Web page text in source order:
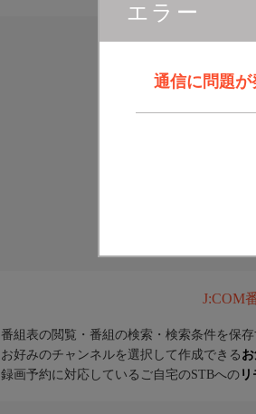
エラー
通信に問題
J:COM
番組表の閲覧・番組の検索・検索条件を保
お好みのチャンネルを選択して作成できる
録画予約に対応しているご自宅のSTBへの